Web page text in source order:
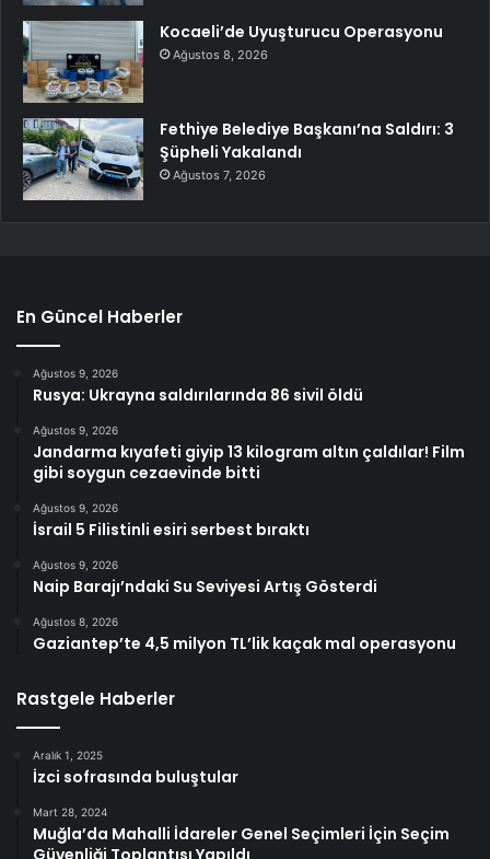
Kocaeli’de Uyuşturucu Operasyonu
Ağustos 8, 2026
Fethiye Belediye Başkanı’na Saldırı: 3
Şüpheli Yakalandı
Ağustos 7, 2026
En Güncel Haberler
Ağustos 9, 2026
Rusya: Ukrayna saldırılarında 86 sivil öldü
Ağustos 9, 2026
Jandarma kıyafeti giyip 13 kilogram altın çaldılar! Film
gibi soygun cezaevinde bitti
Ağustos 9, 2026
İsrail 5 Filistinli esiri serbest bıraktı
Ağustos 9, 2026
Naip Barajı’ndaki Su Seviyesi Artış Gösterdi
Ağustos 8, 2026
Gaziantep’te 4,5 milyon TL’lik kaçak mal operasyonu
Rastgele Haberler
Aralık 1, 2025
İzci sofrasında buluştular
Mart 28, 2024
Muğla’da Mahalli İdareler Genel Seçimleri İçin Seçim